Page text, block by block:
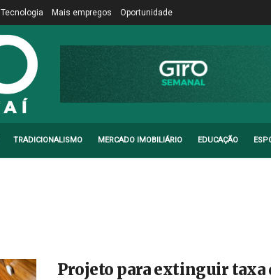
Tecnologia Mais empregos Oportunidade
TRADICIONALISMO MERCADO IMOBILIÁRIO EDUCAÇÃO
Projeto para extinguir taxa